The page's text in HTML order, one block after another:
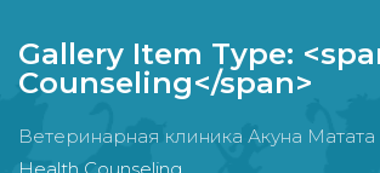
Gallery Item Type:
Counseling</span>
Ветеринарная клиника Акуна Матата